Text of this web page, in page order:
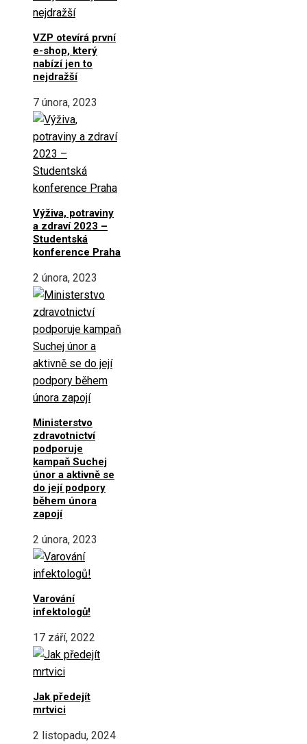
VZP otevírá první
e-shop, který
nabízí jen to
nejdražší
7 února, 2023
Výživa, potraviny
a zdraví 2023 –
Studentská
konference Praha
2 února, 2023
Ministerstvo
zdravotnictví
podporuje
kampaň Suchej
únor a aktivně se
do její podpory
během února
zapojí
2 února, 2023
Varování
infektologů!
17 září, 2022
Jak předejít
mrtvici
2 listopadu, 2024